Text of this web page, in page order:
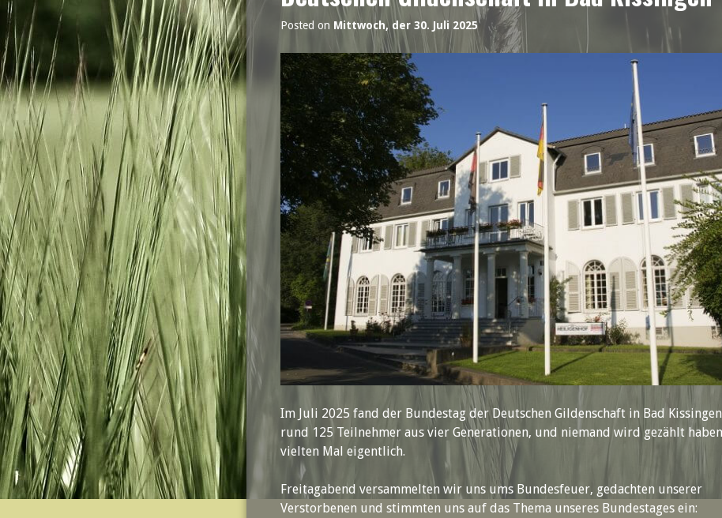
Posted on Mittwoch, der 30. Juli 2025
Im Juli 2025 fand der Bundestag der Deutschen Gildenschaft in Bad
rund 125 Teilnehmer aus vier Generationen, und niemand wird gezählt
vielten Mal eigentlich.
Freitagabend versammelten wir uns ums Bundesfeuer, gedachten unserer
Verstorbenen und stimmten uns auf das Thema unseres Bundestages ein: